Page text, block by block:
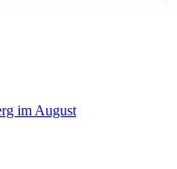
im August